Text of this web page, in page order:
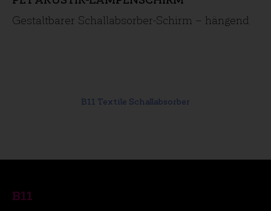
Gestaltbarer Schallabsorber-Schirm – hängend
B11 Textile Schallabsorber
B11